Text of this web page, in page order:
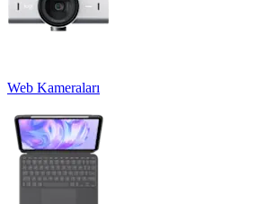
Web Kameraları